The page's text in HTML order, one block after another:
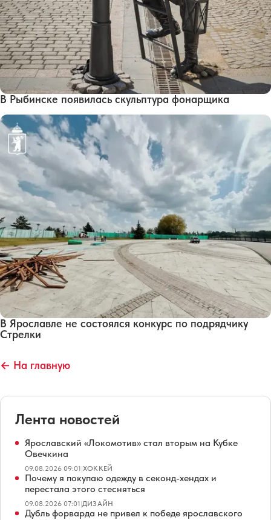
В Рыбинске появилась скульптура фонарщика
В Ярославле не состоялся конкурс по подрядчику
Стрелки
← На главную
Лента новостей
Ярославский «Локомотив» стал вторым на Кубке
Овечкина
09.08.2026 09:01|ХОККЕЙ
Почему я покупаю одежду в секонд-хендах и
перестала этого стесняться
09.08.2026 07:01|ДИЗАЙН
Дубль форварда не привел к победе ярославского